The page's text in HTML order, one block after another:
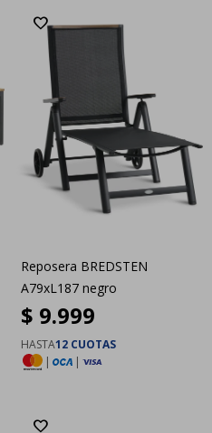
Reposera BREDSTEN
A79xL187 negro
$ 9.999
HASTA12 CUOTAS
|
|